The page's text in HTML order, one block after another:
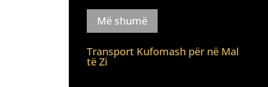
Më shumë
Transport Kufomash për në Mal
të Zi